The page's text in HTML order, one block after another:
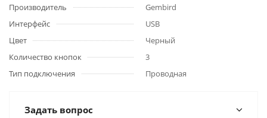
Производитель
Gembird
Интерфейс
USB
Цвет
Черный
Количество кнопок
3
Тип подключения
Проводная
Задать вопрос